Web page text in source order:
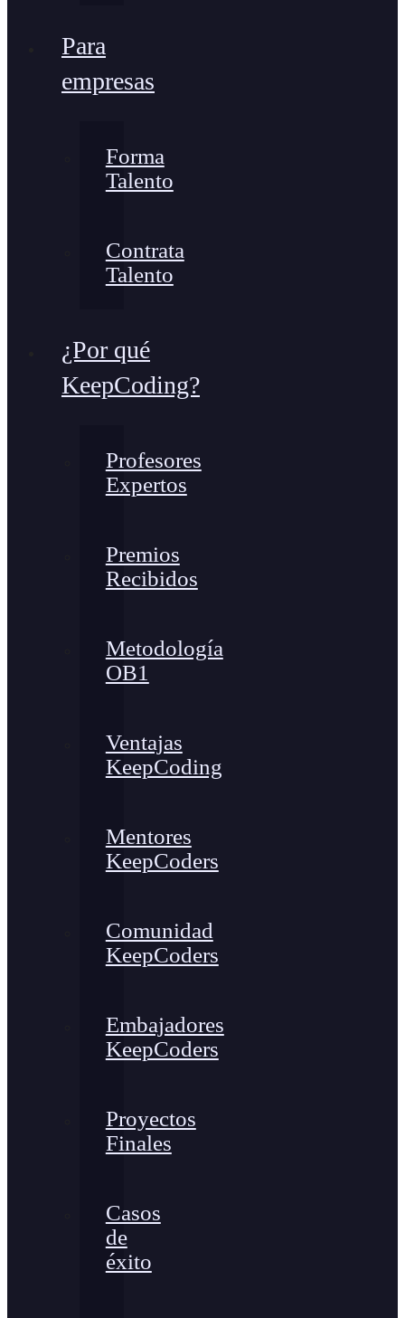
Para
empresas
Forma
Talento
Contrata
Talento
¿Por qué
KeepCoding?
Profesores
Expertos
Premios
Recibidos
Metodología
OB1
Ventajas
KeepCoding
Mentores
KeepCoders
Comunidad
KeepCoders
Embajadores
KeepCoders
Proyectos
Finales
Casos
de
éxito